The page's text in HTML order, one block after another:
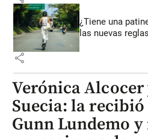
¿Tiene una
las nuevas
share
Verónica Alcocer
Suecia: la recibió
Gunn Lundemo y